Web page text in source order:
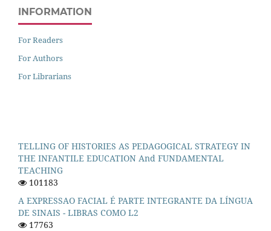
INFORMATION
For Readers
For Authors
For Librarians
TELLING OF HISTORIES AS PEDAGOGICAL STRATEGY IN
THE INFANTILE EDUCATION And FUNDAMENTAL
TEACHING
101183
A EXPRESSAO FACIAL É PARTE INTEGRANTE DA LÍNGUA
DE SINAIS - LIBRAS COMO L2
17763